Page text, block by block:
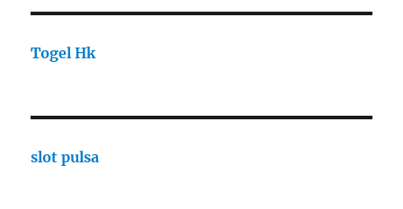
Togel Hk
slot pulsa